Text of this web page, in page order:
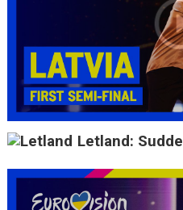
Letland: